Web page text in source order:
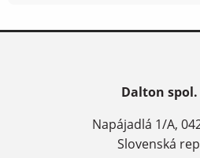
Dalton spol.
Napájadlá 1/A,
Slovenská